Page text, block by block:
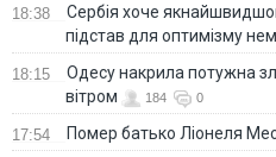
18:38
Сербія хоче
підстав для оптимізму
18:15
Одесу накрила потужна
вітром
184 0
17:54 Помер батько Ліонеля